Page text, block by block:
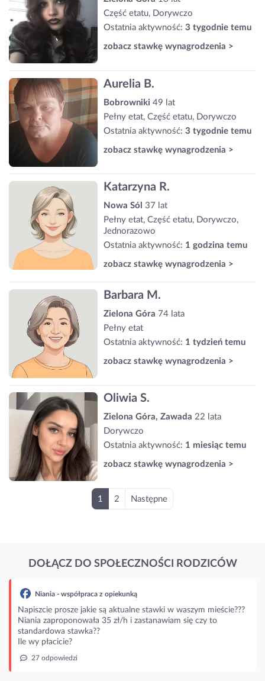
Część etatu, Dorywczo
Ostatnia aktywność: 3 tygodnie temu
zobacz stawkę wynagrodzenia >
Aurelia B.
Bobrowniki 49 lat
Pełny etat, Część etatu, Dorywczo
Ostatnia aktywność: 3 tygodnie temu
zobacz stawkę wynagrodzenia >
Katarzyna R.
Nowa Sól 37 lat
Pełny etat, Część etatu, Dorywczo,
Jednorazowo
Ostatnia aktywność: 1 godzina temu
zobacz stawkę wynagrodzenia >
Barbara M.
Zielona Góra 74 lata
Pełny etat
Ostatnia aktywność: 1 tydzień temu
zobacz stawkę wynagrodzenia >
Oliwia S.
Zielona Góra, Zawada 22 lata
Dorywczo
Ostatnia aktywność: 1 miesiąc temu
zobacz stawkę wynagrodzenia >
1 2 Następne
DOŁĄCZ DO SPOŁECZNOŚCI RODZICÓW
Niania - współpraca z opiekunką
Napiszcie prosze jakie są aktualne stawki w waszym mieście???
Niania zaproponowała 35 zł/h i zastanawiam się czy to
standardowa stawka??
Ile wy płacicie?
27 odpowiedzi